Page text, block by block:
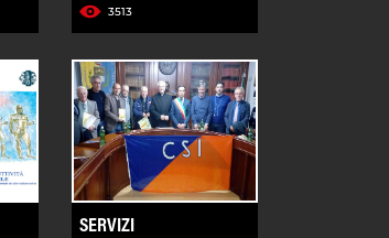
3513
SERVIZI